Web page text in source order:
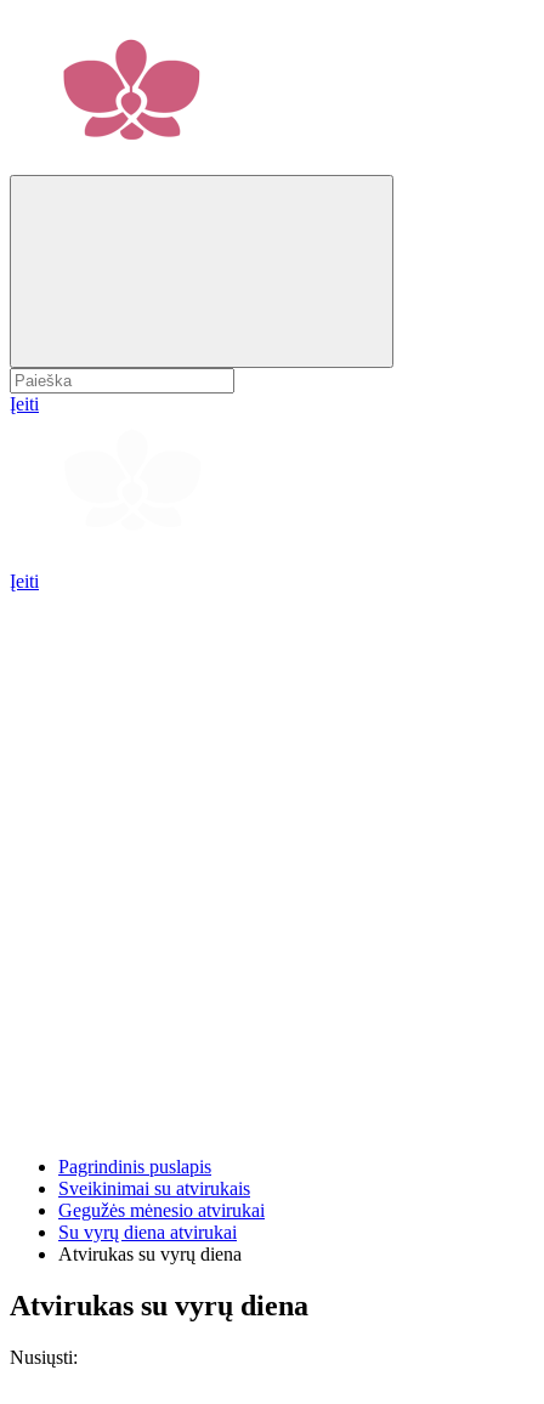
Įeiti
Įeiti
Pagrindinis puslapis
Sveikinimai su atvirukais
Gegužės mėnesio atvirukai
Su vyrų diena atvirukai
Atvirukas su vyrų diena
Atvirukas su vyrų diena
Nusiųsti: